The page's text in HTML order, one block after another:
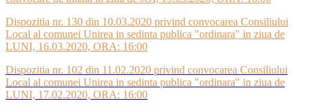
Dispozitia nr. 130 din 10.03.2020 privind convocarea Consiliului
Local al comunei Unirea in sedinta publica "ordinara" in ziua de
LUNI, 16.03.2020, ORA: 16:00
Dispozitia nr. 102 din 11.02.2020 privind convocarea Consiliului
Local al comunei Unirea in sedinta publica "ordinara" in ziua de
LUNI, 17.02.2020, ORA: 16:00